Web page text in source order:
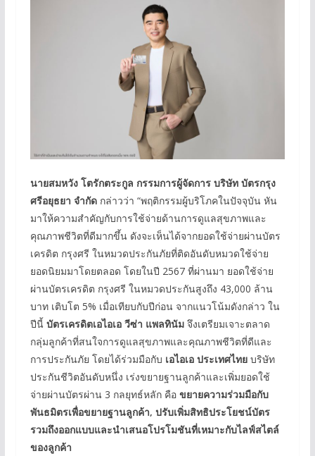
นายสมหวัง โตรักตระกูล กรรมการผู้จัดการ บริษัท บัตรกรุง
ศรีอยุธยา จำกัดกล่าวว่า “พฤติกรรมผู้บริโภคในปัจจุบัน หัน
มาให้ความสำคัญกับการใช้จ่ายด้านการดูแลสุขภาพและ
คุณภาพชีวิตที่ดีมากขึ้น ดังจะเห็นได้จากยอดใช้จ่ายผ่านบัตร
เครดิต กรุงศรี ในหมวดประกันภัยที่ติดอันดับหมวดใช้จ่าย
ยอดนิยมมาโดยตลอด โดยในปี 2567 ที่ผ่านมา ยอดใช้จ่าย
ผ่านบัตรเครดิต กรุงศรี ในหมวดประกันสูงถึง 43,000 ล้าน
บาท เติบโต 5% เมื่อเทียบกับปีก่อน จากแนวโน้มดังกล่าว ใน
ปีนี้ บัตรเครดิตเอไอเอ วีซ่า แพลทินัม จึงเตรียมเจาะตลาด
กลุ่มลูกค้าที่สนใจการดูแลสุขภาพและคุณภาพชีวิตที่ดีและ
การประกันภัย โดยได้ร่วมมือกับ เอไอเอ ประเทศไทยบริษัท
ประกันชีวิตอันดับหนึ่ง เร่งขยายฐานลูกค้าและเพิ่มยอดใช้
จ่ายผ่านบัตรผ่าน 3 กลยุทธ์หลัก คือ ขยายความร่วมมือกับ
พันธมิตรเพื่อขยายฐานลูกค้า, ปรับเพิ่มสิทธิประโยชน์บัตร
รวมถึงออกแบบและนำเสนอโปรโมชันที่เหมาะกับไลฟ์สไตล์
ของลูกค้า